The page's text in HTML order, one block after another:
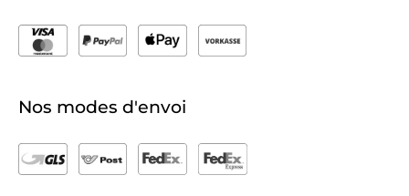
Nos modes d'envoi